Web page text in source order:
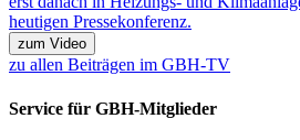
heutigen Pressekonferenz.
zum Video
zu allen Beiträgen im GBH-TV
Service für GBH-Mitglieder